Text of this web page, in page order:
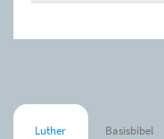
Luther Basisbibel